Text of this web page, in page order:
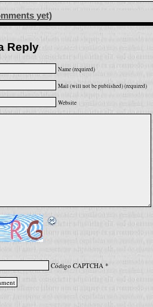
yet)
Reply
Name (required)
Mail (will not be published) (required)
Website
Código CAPTCHA*